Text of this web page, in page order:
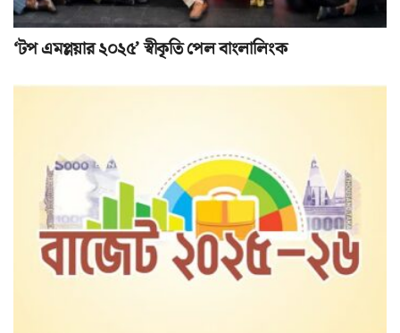
‘টপ এমপ্লয়ার ২০২৫’ স্বীকৃতি পেল বাংলালিংক